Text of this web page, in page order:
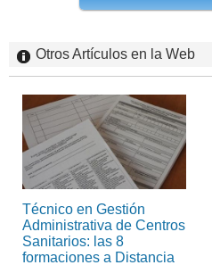
Otros Artículos en la Web
Técnico en Gestión
Administrativa de Centros
Sanitarios: las 8
formaciones a Distancia